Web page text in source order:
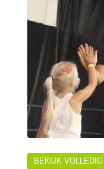
BEKIJK